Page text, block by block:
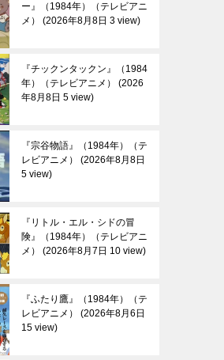
ー』（1984年）（テレビアニ
メ）
2026年8月8日 3 view
『チックンタックン』（1984
年）（テレビアニメ）
2026
年8月8日 5 view
『宗谷物語』（1984年）（テ
レビアニメ）
2026年8月8日
5 view
『リトル・エル・シドの冒
険』（1984年）（テレビアニ
メ）
2026年8月7日 10 view
『ふたり鷹』（1984年）（テ
レビアニメ）
2026年8月6日
15 view